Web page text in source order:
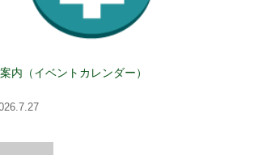
内（イベントカレンダー）